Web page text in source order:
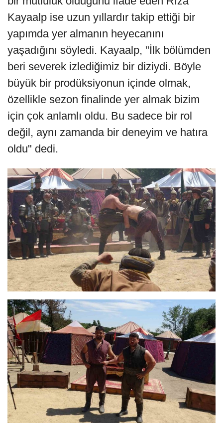
Kayaalp ise uzun yıllardır takip ettiği bir
yapımda yer almanın heyecanını
yaşadığını söyledi. Kayaalp, "İlk bölümden
beri severek izlediğimiz bir diziydi. Böyle
büyük bir prodüksiyonun içinde olmak,
özellikle sezon finalinde yer almak bizim
için çok anlamlı oldu. Bu sadece bir rol
değil, aynı zamanda bir deneyim ve hatıra
oldu" dedi.